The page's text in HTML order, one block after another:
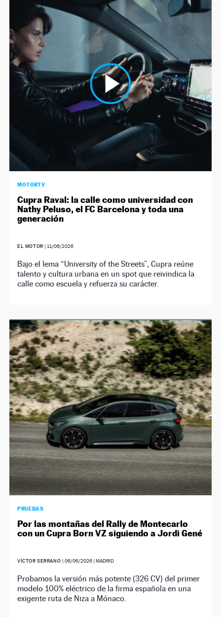
MOTORTV
Cupra Raval: la calle como universidad con
Nathy Peluso, el FC Barcelona y toda una
generación
EL MOTOR | 11/06/2026
Bajo el lema “University of the Streets”, Cupra reúne
talento y cultura urbana en un spot que reivindica la
calle como escuela y refuerza su carácter.
PRUEBAS
Por las montañas del Rally de Montecarlo
con un Cupra Born VZ siguiendo a Jordi Gené
VÍCTOR SERRANO | 06/06/2026| MADRID
Probamos la versión más potente (326 CV) del primer
modelo 100% eléctrico de la firma española en una
exigente ruta de Niza a Mónaco.